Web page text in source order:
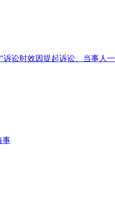
讼时效因提起诉讼、当事人一
事